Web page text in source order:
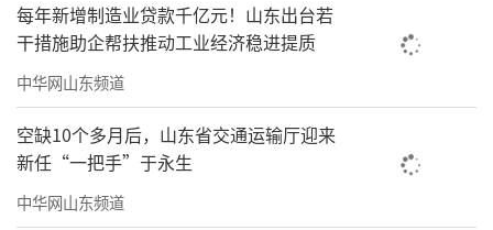
5.魏湾镇李圈村红色教育基地：魏湾镇李圈
村是山东省首批美丽村居建设试点村，建有党
史纪念馆、清平县委旧址、清平第一党支部、
每年新增制造业贷款千亿元！山东出台若
干措施助企帮扶推动工业经济稳进提质
中华网山东频道
空缺10个多月后，山东省交通运输厅迎来
新任“一把手”于永生
中华网山东频道